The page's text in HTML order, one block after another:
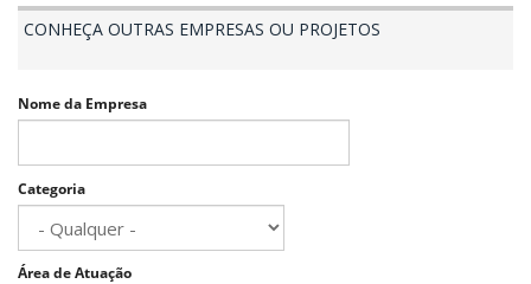
CONHEÇA OUTRAS EMPRESAS OU PROJETOS
Nome da Empresa
Categoria
Área de Atuação